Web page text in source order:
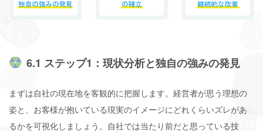
6.1 ステップ1：現状分析と独自の強みの発見
まずは自社の現在地を客観的に把握します。経営者が思う理想の
姿と、お客様が抱いている現実のイメージにどれくらいズレがあ
るかを可視化しましょう。自社では当たり前だと思っている技